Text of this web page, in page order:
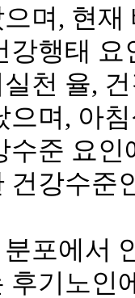
며, 현
강행태
천 율,
으며, 아
수준 요
건강수준
포에서
후기노인